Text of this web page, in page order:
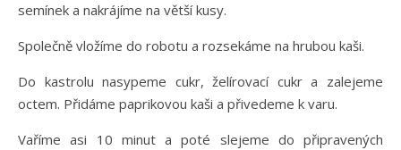
semínek a nakrájíme na větší kusy.
Společně vložíme do robotu a rozsekáme na hrubou kaši.
Do kastrolu nasypeme cukr, želírovací cukr a zalejeme
octem. Přidáme paprikovou kaši a přivedeme k varu.
Vaříme asi 10 minut a poté slejeme do připravených